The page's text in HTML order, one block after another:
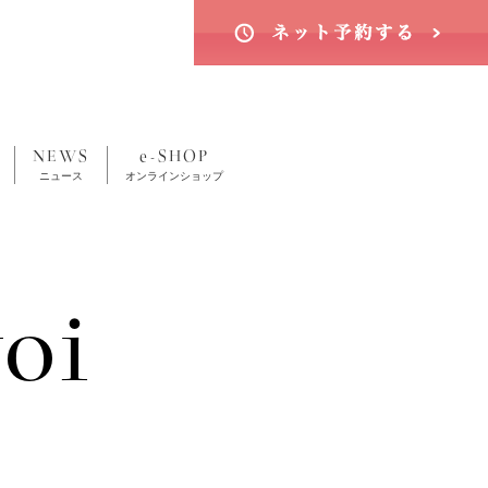
NEWS
ニュース
e-SHOP
オンラインショップ